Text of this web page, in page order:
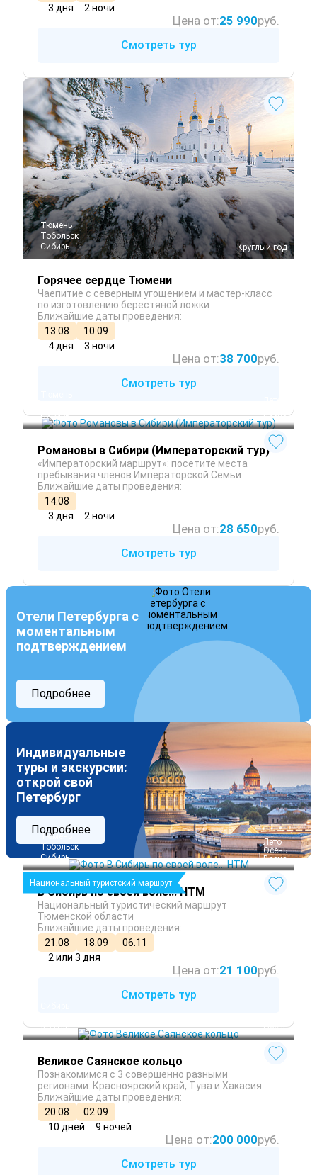
3 дня
2 ночи
Цена от:25 990руб.
Смотреть тур
Тюмень
Тобольск
Сибирь
Круглый год
Горячее сердце Тюмени
Чаепитие с северным угощением и мастер-класс
по изготовлению берестяной ложки
Ближайшие даты проведения:
13.08
10.09
4 дня
3 ночи
Цена от:38 700руб.
Смотреть тур
Сибирь
Весна
Романовы в Сибири (Императорский тур)
«Императорский маршрут»: посетите места
пребывания членов Императорской Семьи
Ближайшие даты проведения:
14.08
3 дня
2 ночи
Цена от:28 650руб.
Смотреть тур
Отели Петербурга с
моментальным
подтверждением
Подробнее
Индивидуальные
туры и экскурсии:
открой свой
Петербург
Подробнее
Тюмень
Тобольск
Сибирь
Национальный туристский маршрут
Лето
Осень
Весна
В Сибирь по своей воле... НТМ
Национальный туристический маршрут
Тюменской области
Ближайшие даты проведения:
21.08
18.09
06.11
2 или 3 дня
Цена от:21 100руб.
Смотреть тур
Абакан
Осень
Великое Саянское кольцо
Познакомимся с 3 совершенно разными
регионами: Красноярский край, Тува и Хакасия
Ближайшие даты проведения:
20.08
02.09
10 дней
9 ночей
Цена от:200 000руб.
Смотреть тур